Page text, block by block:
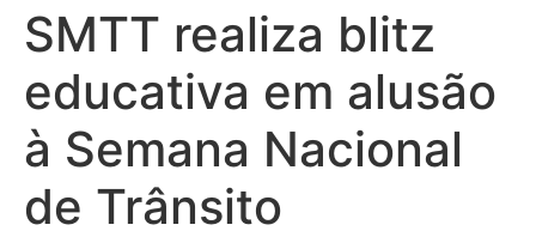
SMTT realiza blitz
educativa em alusão
à Semana Nacional
de Trânsito